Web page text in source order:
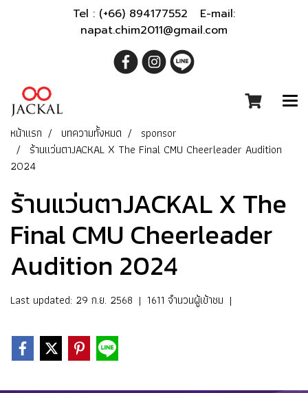
Tel : (+66) 894177552 E-mail:
napat.chim2011@gmail.com
หน้าแรก บทความทั้งหมด
sponsor
ร้านแว่นตาJACKAL X The Final CMU Cheerleader Audition
2024
ร้านแว่นตาJACKAL X The
Final CMU Cheerleader
Audition 2024
Last updated: 29 ก.ย. 2568 | 1611 จำนวนผู้เข้าชม |